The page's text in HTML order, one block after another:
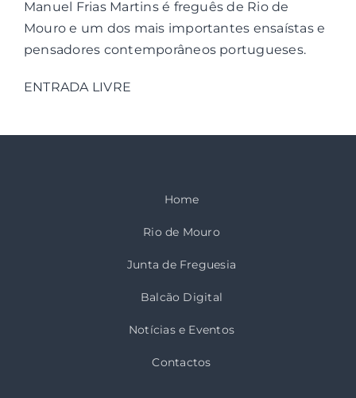
Manuel Frias Martins é freguês de Rio de
Mouro e um dos mais importantes ensaístas e
pensadores contemporâneos portugueses.
ENTRADA LIVRE
Home
Rio de Mouro
Junta de Freguesia
Balcão Digital
Notícias e Eventos
Contactos